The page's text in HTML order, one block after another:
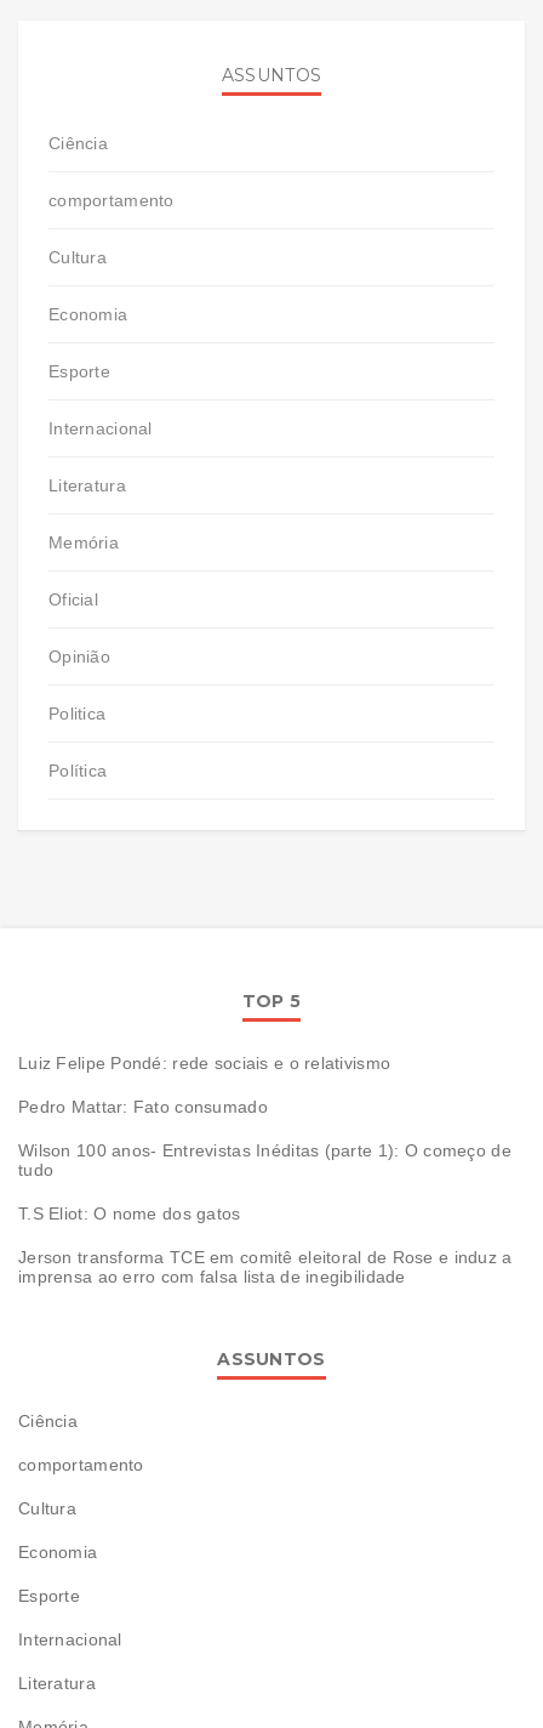
ASSUNTOS
Ciência
comportamento
Cultura
Economia
Esporte
Internacional
Literatura
Memória
Oficial
Opinião
Politica
Política
TOP 5
Luiz Felipe Pondé: rede sociais e o relativismo
Pedro Mattar: Fato consumado
Wilson 100 anos- Entrevistas Inéditas (parte 1): O começo de
tudo
T.S Eliot: O nome dos gatos
Jerson transforma TCE em comitê eleitoral de Rose e induz a
imprensa ao erro com falsa lista de inegibilidade
ASSUNTOS
Ciência
comportamento
Cultura
Economia
Esporte
Internacional
Literatura